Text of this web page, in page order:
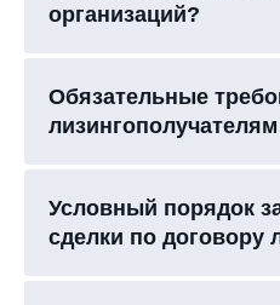
организаций?
Обязательные
лизингополучателям
Условный порядок
сделки по договору